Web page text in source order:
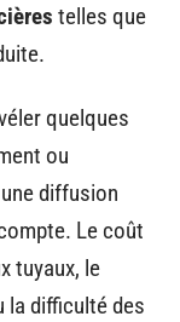
telles que
quelques
ou
diffusion
Le coût
tuyaux, le
la difficulté des